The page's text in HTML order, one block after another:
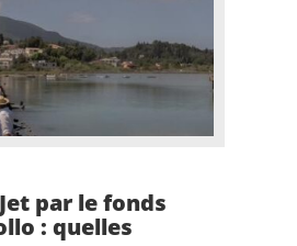
par le fonds
: quelles